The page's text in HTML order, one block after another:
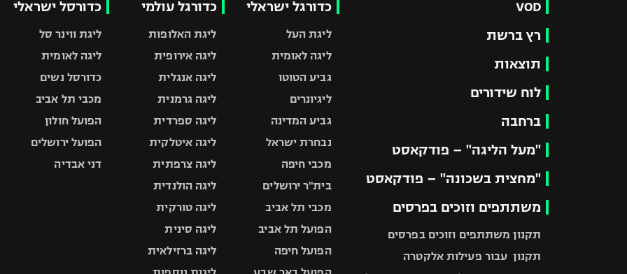
VOD
רץ ברשת
תוצאות
לוח שידורים
ברחבה
"מעל הליגה" – פודקאסט
"מחצית בשכונה" – פודקאסט
משתתפים וזוכים בפרסים
תקנון משתתפים וזוכים בפרסים
תקנון עבור פעילות אלקטרה
כדורגל ישראלי
ליגת העל
ליגה לאומית
גביע הטוטו
ליגיונרים
גביע המדינה
נבחרת ישראל
מכבי חיפה
בית"ר ירושלים
מכבי תל אביב
הפועל תל אביב
הפועל חיפה
כדורגל עולמי
ליגת האלופות
ליגה אירופית
ליגה אנגלית
ליגה גרמנית
ליגה ספרדית
ליגה איטלקית
ליגה צרפתית
ליגה הולנדית
ליגה טורקית
ליגה סינית
ליגה ברזילאית
כדורסל ישראלי
ליגת ווינר סל
ליגה לאומית
כדורסל נשים
מכבי תל אביב
הפועל חולון
הפועל ירושלים
דני אבדיה